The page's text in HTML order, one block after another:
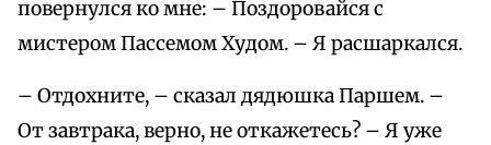
повернулся ко мне: – Поздоровайся с
мистером Пассемом Худом. – Я расшаркался.
– Отдохните, – сказал дядюшка Паршем. –
От завтрака, верно, не откажетесь? – Я уже